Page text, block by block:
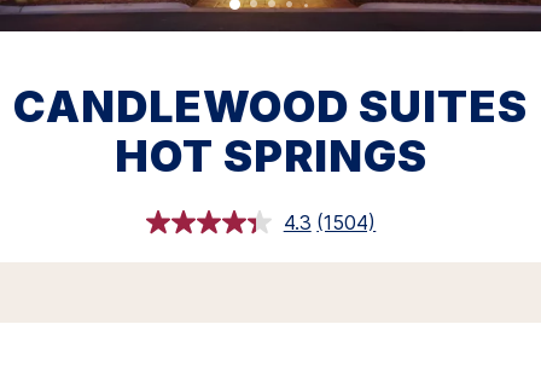
CANDLEWOOD SUITES
HOT SPRINGS
4.3 Czytaj
Recenzji.
tej
(1504)